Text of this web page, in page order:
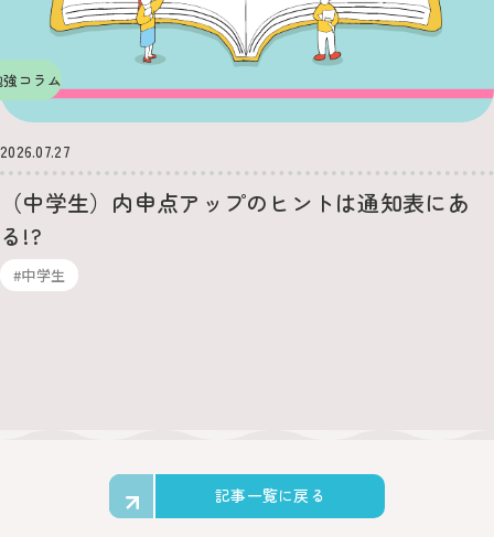
強コラム
2026.07.27
（中学生）内申点アップのヒントは通知表にあ
る!?
#中学生
記事一覧に戻る